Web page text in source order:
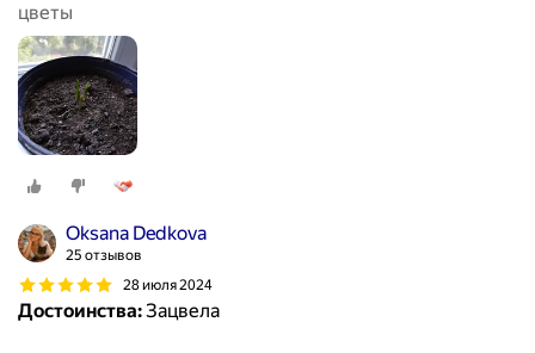
цветы
Oksana Dedkova
25 отзывов
28 июля 2024
Достоинства:Зацвела